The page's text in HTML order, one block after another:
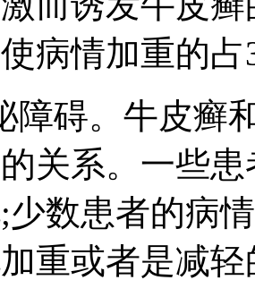
病情加重的占
障碍。牛皮癣
关系。一些
少数患者的病
重或者是减